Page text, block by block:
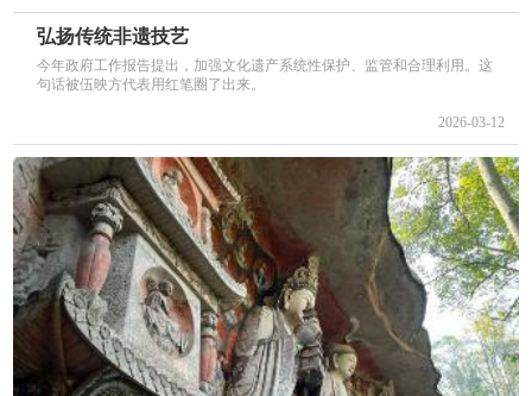
弘扬传统非遗技艺
今年政府工作报告提出，加强文化遗产系统性保护、监管和合理利用。这
句话被伍映方代表用红笔圈了出来。
2026-03-12